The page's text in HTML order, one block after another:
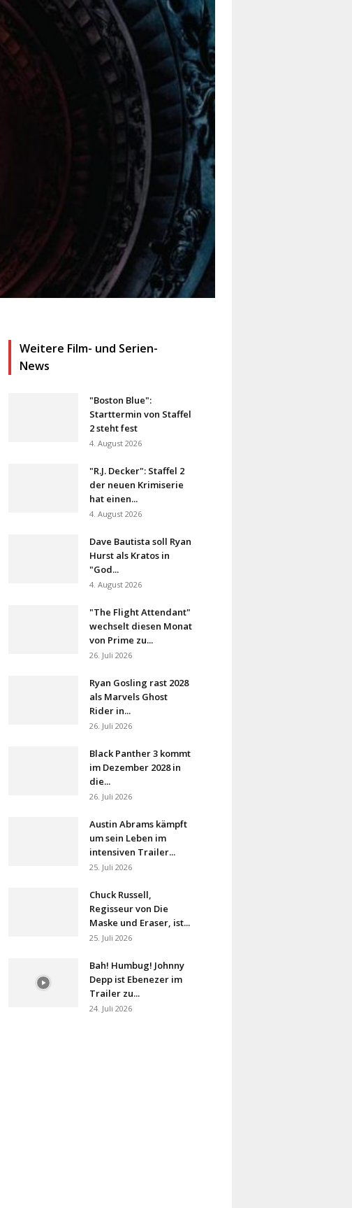
Weitere Film- und Serien-
News
"Boston Blue":
Starttermin von Staffel
2 steht fest
4. August 2026
"R.J. Decker": Staffel 2
der neuen Krimiserie
hat einen...
4. August 2026
Dave Bautista soll Ryan
Hurst als Kratos in
"God...
4. August 2026
"The Flight Attendant"
wechselt diesen Monat
von Prime zu...
26. Juli 2026
Ryan Gosling rast 2028
als Marvels Ghost
Rider in...
26. Juli 2026
Black Panther 3 kommt
im Dezember 2028 in
die...
26. Juli 2026
Austin Abrams kämpft
um sein Leben im
intensiven Trailer...
25. Juli 2026
Chuck Russell,
Regisseur von Die
Maske und Eraser, ist...
25. Juli 2026
Bah! Humbug! Johnny
Depp ist Ebenezer im
Trailer zu...
24. Juli 2026